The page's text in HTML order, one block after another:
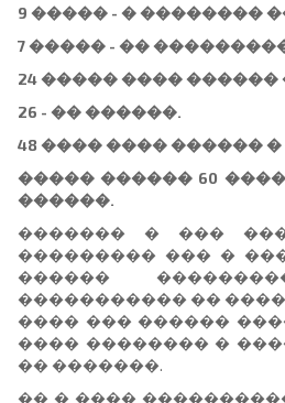
9 ����� - � ��������
7 ����� - ��
24 ����� ���� ������
26 - �� ������.
48 ���� ���� ������
����� ������ 60
������.
������� � ���
��������� ��� �
������
����������� ��
���� ��� ������
���� �������� �
�� �������.
�� � ����